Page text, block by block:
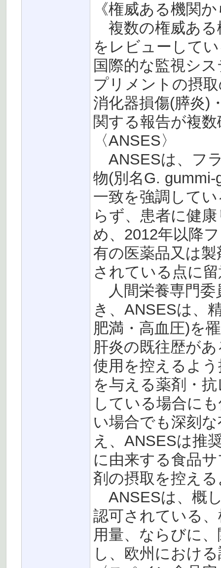
《権威ある機関
複数の権威ある
をレビューして
国際的な監視シ
プリメントの摂
消化器損傷(膵炎)
関する報告が複
〈ANSES〉
ANSESは、フ
物(別名G.
一致を強調して
らず、患者に健
め、2012年以降
有の医薬品又は
されている点に
人間栄養専門委
き、ANSESは、
肥満・高血圧)を
肝炎の既往歴が
使用を控えるよ
を与える薬剤・
している場合に
い場合でも深刻
え、ANSESは推
に由来する食品
剤の摂取を控え
ANSESは、概
認可されている
用量、ならびに
し、欧州におけ